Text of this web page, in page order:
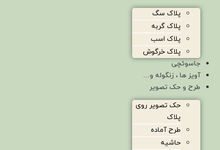
پلاک سگ
پلاک گربه
پلاک اسب
پلاک خرگوش
جاسوئچی
آویز ها ، زنگوله و…
طرح و حک تصویر
حک تصویر روی
پلاک
طرح آماده
حاشیه